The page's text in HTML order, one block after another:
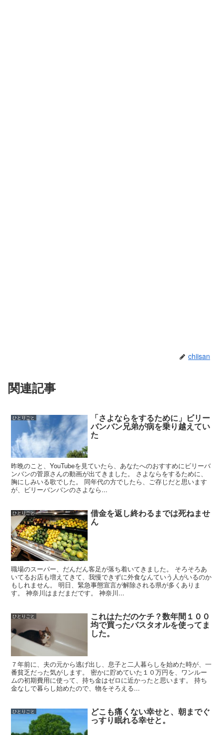
chiisan
関連記事
ひとりごと 「さよならをするために」ビリー
バンバン兄弟が病を乗り越えてい
た
昨晩のこと、YouTubeを見ていたら、あなたへのおすすめにビリーバ
ンバンの菅原さんの動画が出てきました。 さよならをするために、
胸にしみいる歌でした。 同年代の方でしたら、ご存じだと思います
が、ビリーバンバンのさよなら...
ひとりごと 借金を返し終わるまでは死ねませ
ん
職場のスーパー、だんだん客足が落ち着いてきました。 そろそろあ
いてるお店も増えてきて、我慢できずに外食なんていう人がいるのか
もしれません。 明日、緊急事態宣言が解除される県が多くありま
す。 神奈川はまだまだです。 神奈川...
ひとりごと これはただのケチ？数年間１００
均で買ったバスタオルを使ってま
した。
７年前に、夫の元から逃げ出し、息子と二人暮らしを始めた時が、一
番貧乏だった気がします。 密かに貯めていた１０万円を、ワンルー
ムの初期費用に使って、持ち金はゼロに近かったと思います。 持ち
金なしで暮らし始めたので、物をそろえる...
ひとりごと どこも痛くない幸せと、朝までぐ
っすり眠れる幸せと。